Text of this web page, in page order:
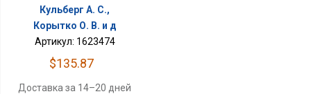
Кульберг А. С.,
Корытко О. В. и д
Артикул: 1623474
$135.87
Доставка за 14–20 дней